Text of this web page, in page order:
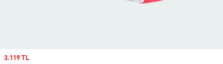
Sale price
3.119 TL